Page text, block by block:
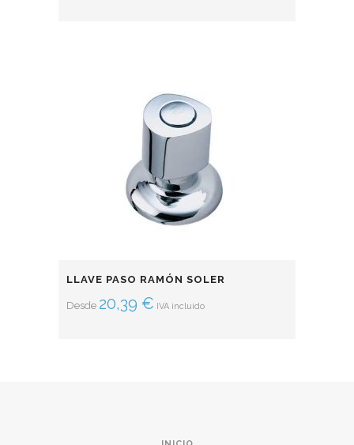
LLAVE PASO RAMÓN SOLER
Desde 20,39 € IVA incluido